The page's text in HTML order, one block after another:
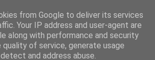
from Google to deliver its services
Your IP address and user-agent are
along with performance and security
of service, generate usage
and address abuse.